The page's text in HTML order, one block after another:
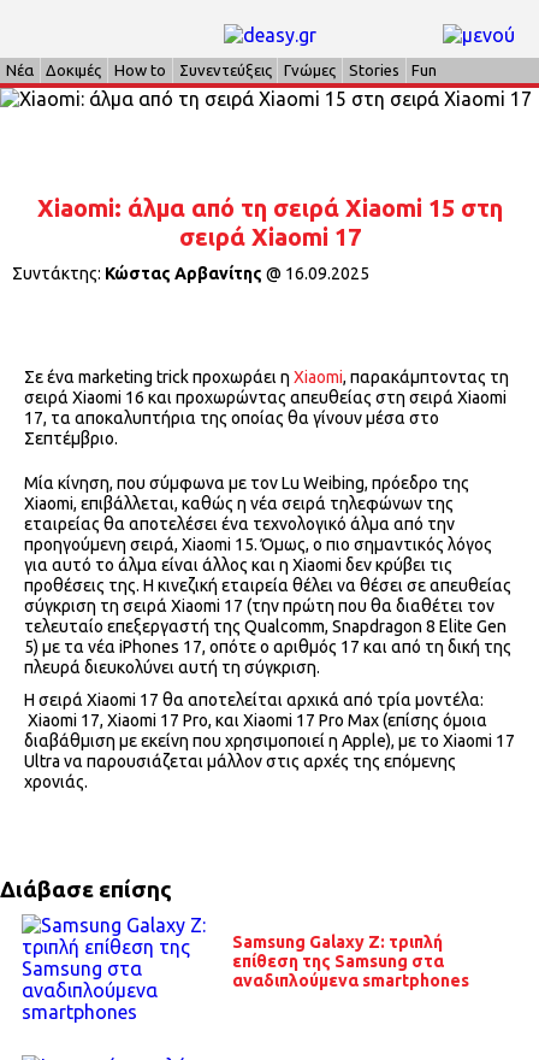
Νέα Δοκιμές How to Συνεντεύξεις Γνώμες Stories Fun
Xiaomi: άλμα από τη σειρά Xiaomi 15 στη
σειρά Xiaomi 17
Συντάκτης: Κώστας Αρβανίτης @ 16.09.2025
Σε ένα marketing trick προχωράει η Xiaomi, παρακάμπτοντας τη
σειρά Xiaomi 16 και προχωρώντας απευθείας στη σειρά Xiaomi
17, τα αποκαλυπτήρια της οποίας θα γίνουν μέσα στο
Σεπτέμβριο.
Μία κίνηση, που σύμφωνα με τον Lu Weibing, πρόεδρο της
Xiaomi, επιβάλλεται, καθώς η νέα σειρά τηλεφώνων της
εταιρείας θα αποτελέσει ένα τεχνολογικό άλμα από την
προηγούμενη σειρά, Xiaomi 15. Όμως, ο πιο σημαντικός λόγος
για αυτό το άλμα είναι άλλος και η Xiaomi δεν κρύβει τις
προθέσεις της. Η κινεζική εταιρεία θέλει να θέσει σε απευθείας
σύγκριση τη σειρά Xiaomi 17 (την πρώτη που θα διαθέτει τον
τελευταίο επεξεργαστή της Qualcomm, Snapdragon 8 Elite Gen
5) με τα νέα iPhones 17, οπότε ο αριθμός 17 και από τη δική της
πλευρά διευκολύνει αυτή τη σύγκριση.
Η σειρά Xiaomi 17 θα αποτελείται αρχικά από τρία μοντέλα:
Xiaomi 17, Xiaomi 17 Pro, και Xiaomi 17 Pro Max (επίσης όμοια
διαβάθμιση με εκείνη που χρησιμοποιεί η Apple), με το Xiaomi 17
Ultra να παρουσιάζεται μάλλον στις αρχές της επόμενης
χρονιάς.
Διάβασε επίσης
Samsung Galaxy Z: τριπλή
επίθεση της Samsung στα
αναδιπλούμενα smartphones